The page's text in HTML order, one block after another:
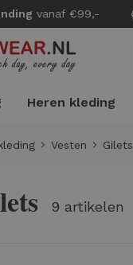
vanaf €99,-
Heren kleding
Vesten Gilets
9 artikelen